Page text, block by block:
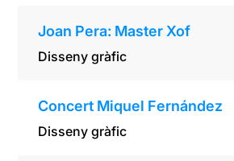
Joan Pera: Master Xof
Disseny gràfic
Concert Miquel Fernández
Disseny gràfic